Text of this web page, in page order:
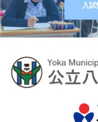
入